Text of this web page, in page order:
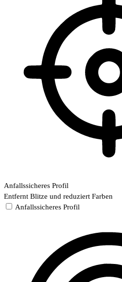
Anfallssicheres Profil
Entfernt Blitze und reduziert Farben
Anfallssicheres Profil